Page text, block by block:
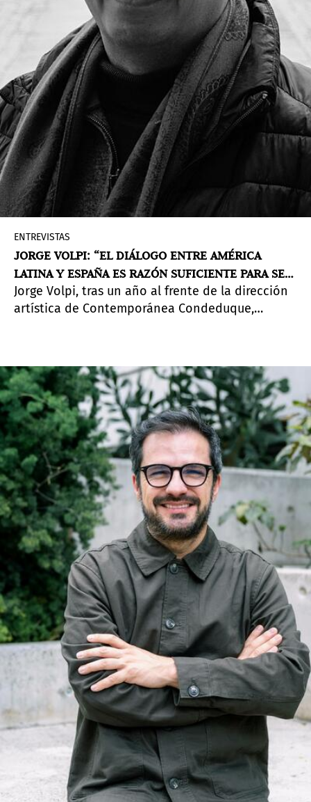
ENTREVISTAS
JORGE VOLPI: “EL DIÁLOGO ENTRE AMÉRICA
LATINA Y ESPAÑA ES RAZÓN SUFICIENTE PARA SER
UN ENFOQUE PRINCIPAL"
Jorge Volpi, tras un año al frente de la dirección
artística de Contemporánea Condeduque,
central en la escena cultural de Madrid.